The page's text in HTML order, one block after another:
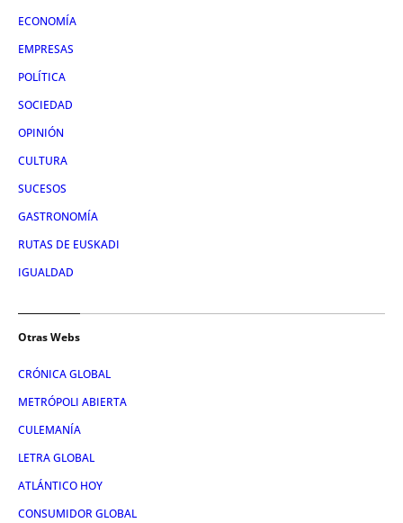
ECONOMÍA
EMPRESAS
POLÍTICA
SOCIEDAD
OPINIÓN
CULTURA
SUCESOS
GASTRONOMÍA
RUTAS DE EUSKADI
IGUALDAD
Otras Webs
CRÓNICA GLOBAL
METRÓPOLI ABIERTA
CULEMANÍA
LETRA GLOBAL
ATLÁNTICO HOY
CONSUMIDOR GLOBAL